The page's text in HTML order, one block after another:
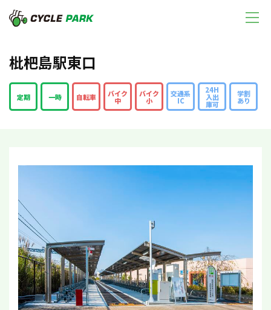
枇杷島駅東口
定期 一時 自転車 バイク
中
バイク
小
交通系
IC
24H
入出
庫可
学割
あり